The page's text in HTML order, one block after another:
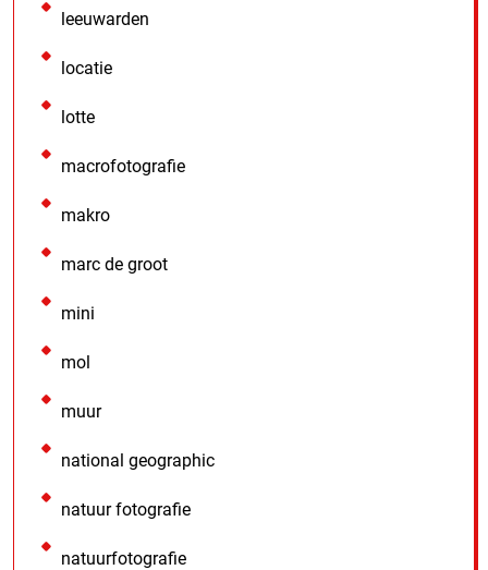
leeuwarden
locatie
lotte
macrofotografie
makro
marc de groot
mini
mol
muur
national geographic
natuur fotografie
natuurfotografie